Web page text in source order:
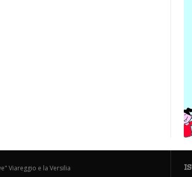
Viareggio e la Versilia